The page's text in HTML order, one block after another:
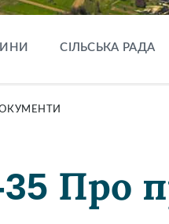
СІЛЬСЬКА РАДА
35 Про